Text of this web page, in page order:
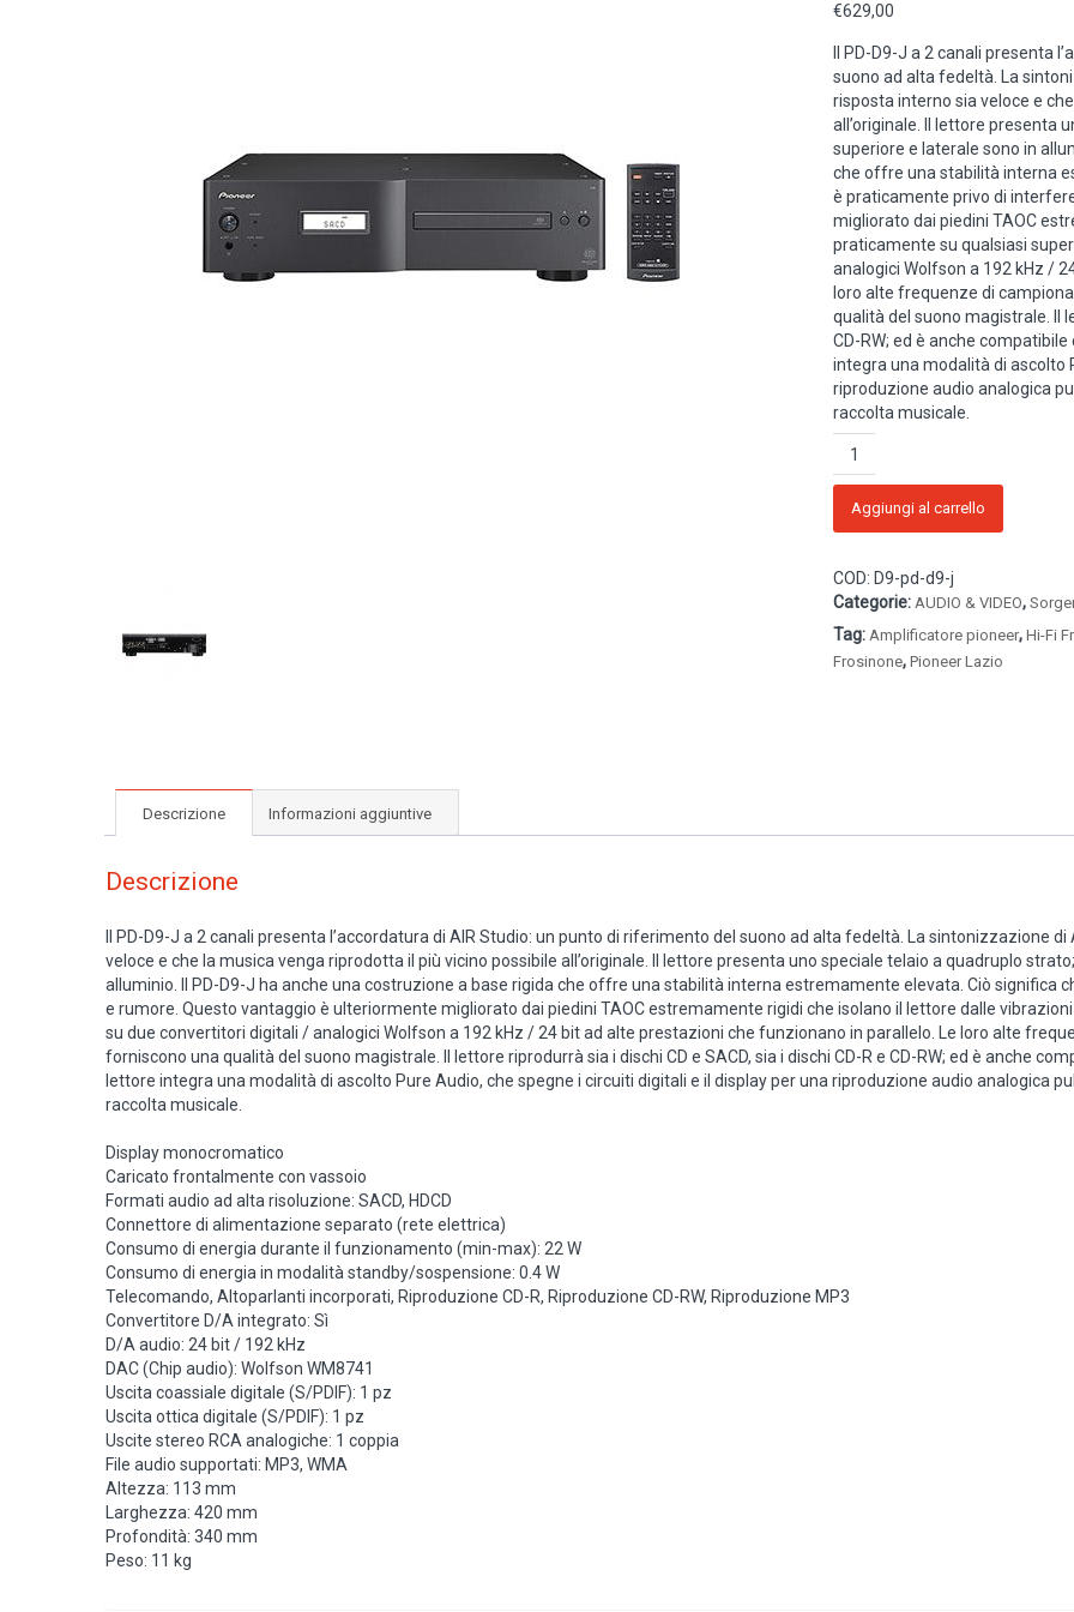
€629,00
Il PD-D9-J a 2 canali presenta
suono ad alta fedeltà. La
risposta interno sia veloce e
all’originale. Il lettore presenta
superiore e laterale sono in
che offre una stabilità interna
è praticamente privo di
migliorato dai piedini TAOC
praticamente su qualsiasi
analogici Wolfson a 192 kHz /
loro alte frequenze di
qualità del suono magistrale. Il
CD-RW; ed è anche
integra una modalità di ascolto
riproduzione audio analogica
raccolta musicale.
Pioneer
PD-
D9-
Lettore
(ex-
demo)
quantità
Aggiungi al carrello
COD: D9-pd-d9-j
Categorie: AUDIO & VIDEO,
Tag: Amplificatore pioneer,Hi-Fi
Frosinone,Pioneer Lazio
Descrizione Informazioni aggiuntive
Descrizione
Il PD-D9-J a 2 canali presenta l’accordatura di AIR Studio: un punto di riferimento del suono ad alta fedeltà. La sintonizzazione
veloce e che la musica venga riprodotta il più vicino possibile all’originale. Il lettore presenta uno speciale telaio a quadruplo
alluminio. Il PD-D9-J ha anche una costruzione a base rigida che offre una stabilità interna estremamente elevata. Ciò significa
e rumore. Questo vantaggio è ulteriormente migliorato dai piedini TAOC estremamente rigidi che isolano il lettore dalle
su due convertitori digitali / analogici Wolfson a 192 kHz / 24 bit ad alte prestazioni che funzionano in parallelo. Le loro alte
forniscono una qualità del suono magistrale. Il lettore riprodurrà sia i dischi CD e SACD, sia i dischi CD-R e CD-RW; ed è anche
lettore integra una modalità di ascolto Pure Audio, che spegne i circuiti digitali e il display per una riproduzione audio analogica
raccolta musicale.
Display monocromatico
Caricato frontalmente con vassoio
Formati audio ad alta risoluzione: SACD, HDCD
Connettore di alimentazione separato (rete elettrica)
Consumo di energia durante il funzionamento (min-max): 22 W
Consumo di energia in modalità standby/sospensione: 0.4 W
Telecomando, Altoparlanti incorporati, Riproduzione CD-R, Riproduzione CD-RW, Riproduzione MP3
Convertitore D/A integrato: Sì
D/A audio: 24 bit / 192 kHz
DAC (Chip audio): Wolfson WM8741
Uscita coassiale digitale (S/PDIF): 1 pz
Uscita ottica digitale (S/PDIF): 1 pz
Uscite stereo RCA analogiche: 1 coppia
File audio supportati: MP3, WMA
Altezza: 113 mm
Larghezza: 420 mm
Profondità: 340 mm
Peso: 11 kg